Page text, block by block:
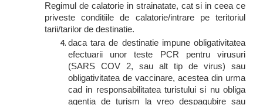
Regimul de calatorie in strainatate, cat si in ceea ce
priveste conditiile de calatorie/intrare pe teritoriul
tarii/tarilor de destinatie.
daca tara de destinatie impune obligativitatea
efectuarii unor teste PCR pentru virusuri
(SARS COV 2, sau alt tip de virus) sau
obligativitatea de vaccinare, acestea din urma
cad in responsabilitatea turistului si nu obliga
agentia de turism la vreo despagubire sau